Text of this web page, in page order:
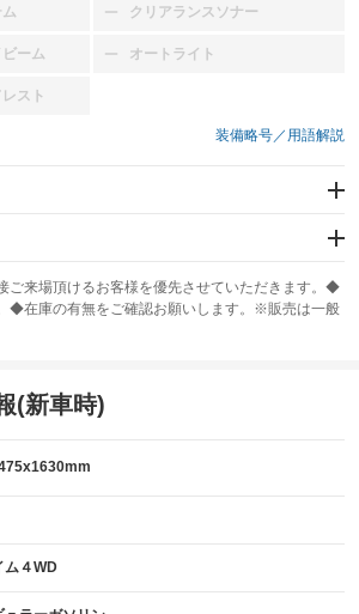
クリアランスソナー
：装備なし
ーム オートライト
：装備なし
スト
装備略号／用語解説
手席
ABS
)
ご来場頂けるお客様を優先させていただきます。◆
◆在庫の有無をご確認お願いします。※販売は一般
(新車時)
ム４WD